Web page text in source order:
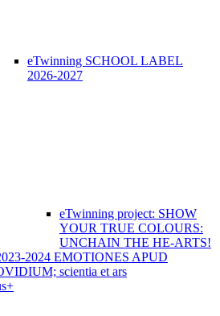
eTwinning SCHOOL LABEL
2026-2027
eTwinning project: SHOW
YOUR TRUE COLOURS:
UNCHAIN THE HE-ARTS!
2024 EMOTIONES APUD
scientia et ars